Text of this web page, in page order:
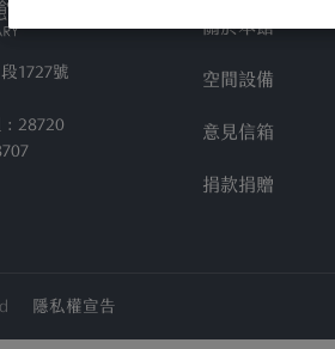
1727號
: 28720
關於本館
空間設備
意見信箱
捐款捐贈
隱私權宣告